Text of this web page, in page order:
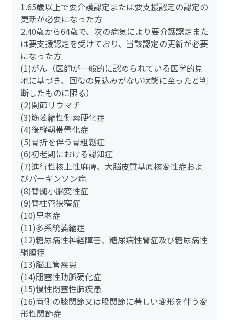
1.65歳以上で要介護認定または要支援認定の認定の
更新が必要になった方
2.40歳から64歳で、次の病気により要介護認定また
は要支援認定を受けており、当該認定の更新が必要
になった方
(1)がん（医師が一般的に認められている医学的見
地に基づき、回復の見込みがない状態に至ったと判
断したものに限る）
(2)関節リウマチ
(3)筋萎縮性側索硬化症
(4)後縦靱帯骨化症
(5)骨折を伴う骨粗鬆症
(6)初老期における認知症
(7)進行性核上性麻痺、大脳皮質基底核変性症およ
びパーキンソン病
(8)脊髄小脳変性症
(9)脊柱管狭窄症
(10)早老症
(11)多系統萎縮症
(12)糖尿病性神経障害、糖尿病性腎症及び糖尿病性
網膜症
(13)脳血管疾患
(14)閉塞性動脈硬化症
(15)慢性閉塞性肺疾患
(16)両側の膝関節又は股関節に著しい変形を伴う変
形性関節症